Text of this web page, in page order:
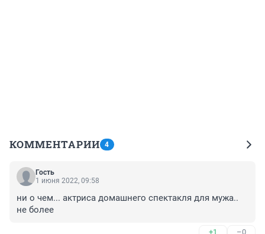
КОММЕНТАРИИ 4
Гость
1 июня 2022, 09:58
ни о чем... актриса домашнего спектакля для мужа..
не более
+1 –0